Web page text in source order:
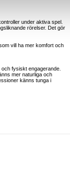
under aktiva spel.
rörelser. Det gör
vill ha mer komfort och
fysiskt engagerande.
mer naturliga och
känns tunga i